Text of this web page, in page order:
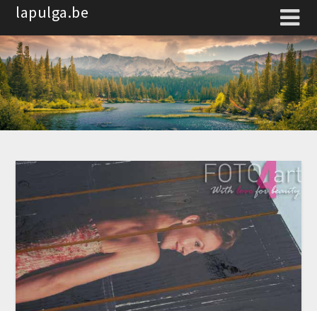
Spring
de
inhoud
lapulga.be